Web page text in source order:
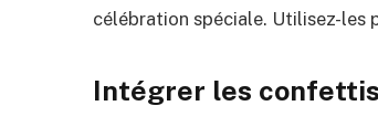
célébration spéciale. Utilisez-les
Intégrer les